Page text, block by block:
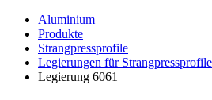
Aluminium
Produkte
Strangpressprofile
Legierungen für Strangpressprofile
Legierung 6061